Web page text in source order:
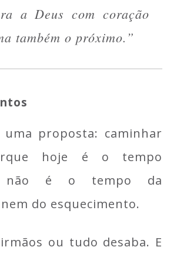
a Deus com coração
também o próximo.”
uma proposta: caminhar
hoje é o tempo
não é o tempo da
do esquecimento.
ou tudo desaba. E